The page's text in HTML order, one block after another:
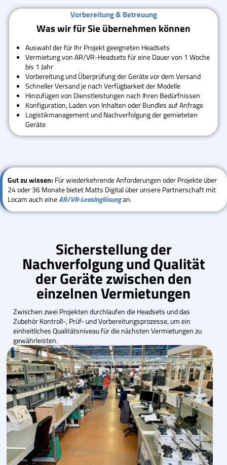
Vorbereitung & Betreuung
Was wir für Sie übernehmen können
Auswahl der für Ihr Projekt geeigneten Headsets
Vermietung von AR/VR-Headsets für eine Dauer von 1 Woche
bis 1 Jahr
Vorbereitung und Überprüfung der Geräte vor dem Versand
Schneller Versand je nach Verfügbarkeit der Modelle
Hinzufügen von Dienstleistungen nach Ihren Bedürfnissen
Konfiguration, Laden von Inhalten oder Bundles auf Anfrage
Logistikmanagement und Nachverfolgung der gemieteten
Geräte
Gut zu wissen: Für wiederkehrende Anforderungen oder Projekte über
24 oder 36 Monate bietet Matts Digital über unsere Partnerschaft mit
Locam auch eineAR/VR-Leasinglösungan.
Sicherstellung der
Nachverfolgung und Qualität
der Geräte zwischen den
einzelnen Vermietungen
Zwischen zwei Projekten durchlaufen die Headsets und das
Zubehör Kontroll-, Prüf- und Vorbereitungsprozesse, um ein
einheitliches Qualitätsniveau für die nächsten Vermietungen zu
gewährleisten.